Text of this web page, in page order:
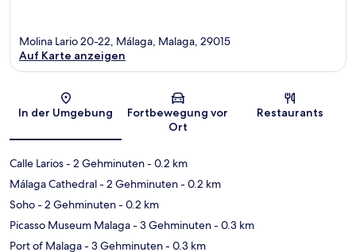
Karte
Molina Lario 20-22, Málaga, Malaga, 29015
Auf Karte anzeigen
In der Umgebung
Fortbewegung vor
Ort
Restaurants
Calle Larios- 2 Gehminuten- 0.2 km
Málaga Cathedral- 2 Gehminuten- 0.2 km
Soho- 2 Gehminuten- 0.2 km
Picasso Museum Malaga- 3 Gehminuten- 0.3 km
Port of Malaga- 3 Gehminuten- 0.3 km